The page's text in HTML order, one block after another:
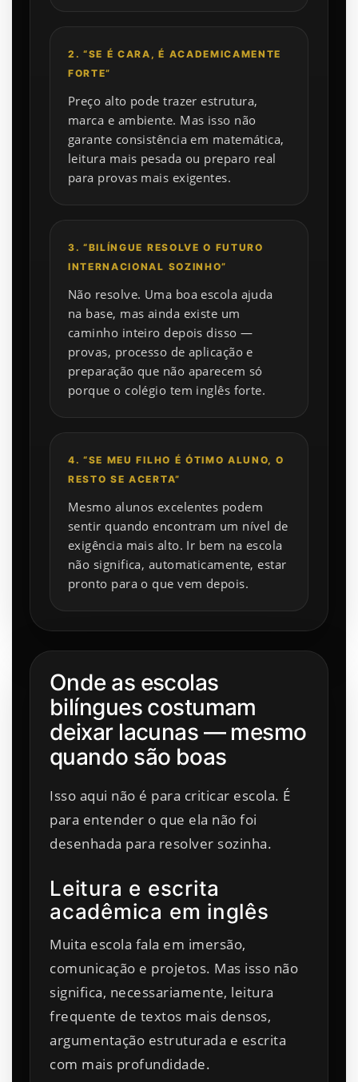
2. “SE É CARA, É ACADEMICAMENTE
FORTE”
Preço alto pode trazer estrutura,
marca e ambiente. Mas isso não
garante consistência em matemática,
leitura mais pesada ou preparo real
para provas mais exigentes.
3. “BILÍNGUE RESOLVE O FUTURO
INTERNACIONAL SOZINHO”
Não resolve. Uma boa escola ajuda
na base, mas ainda existe um
caminho inteiro depois disso —
provas, processo de aplicação e
preparação que não aparecem só
porque o colégio tem inglês forte.
4. “SE MEU FILHO É ÓTIMO ALUNO, O
RESTO SE ACERTA”
Mesmo alunos excelentes podem
sentir quando encontram um nível de
exigência mais alto. Ir bem na escola
não significa, automaticamente, estar
pronto para o que vem depois.
Onde as escolas
bilíngues costumam
deixar lacunas — mesmo
quando são boas
Isso aqui não é para criticar escola. É
para entender o que ela não foi
desenhada para resolver sozinha.
Leitura e escrita
acadêmica em inglês
Muita escola fala em imersão,
comunicação e projetos. Mas isso não
significa, necessariamente, leitura
frequente de textos mais densos,
argumentação estruturada e escrita
com mais profundidade.